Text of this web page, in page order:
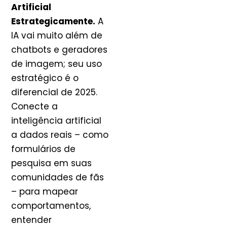
Artificial
Estrategicamente. A
IA vai muito além de
chatbots e geradores
de imagem; seu uso
estratégico é o
diferencial de 2025.
Conecte a
inteligência artificial
a dados reais – como
formulários de
pesquisa em suas
comunidades de fãs
– para mapear
comportamentos,
entender